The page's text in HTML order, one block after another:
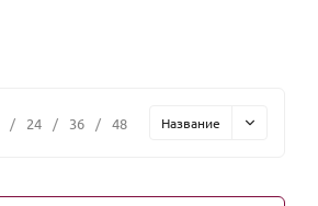
/ 24 / 36 / 48 Название